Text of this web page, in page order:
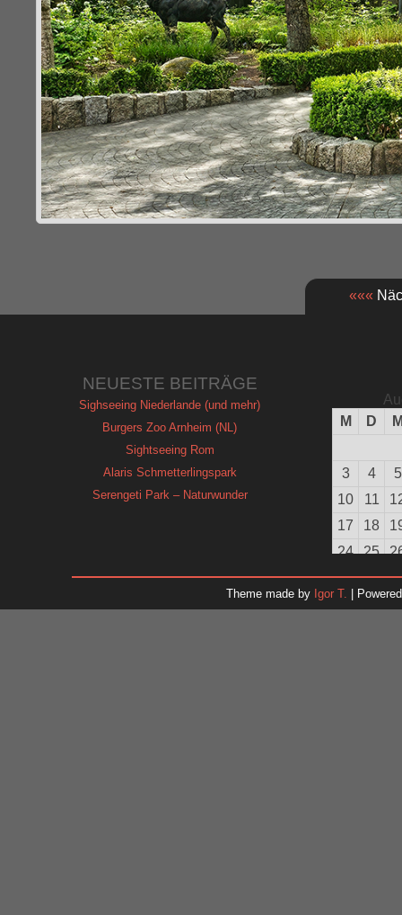
«««
NEUESTE BEITRÄGE
Sighseeing Niederlande (und mehr)
Burgers Zoo Arnheim (NL)
Sightseeing Rom
Alaris Schmetterlingspark
Serengeti Park – Naturwunder
M
D
3 4
5
10
11
17
18
24
25
31
Theme made by Igor T. |